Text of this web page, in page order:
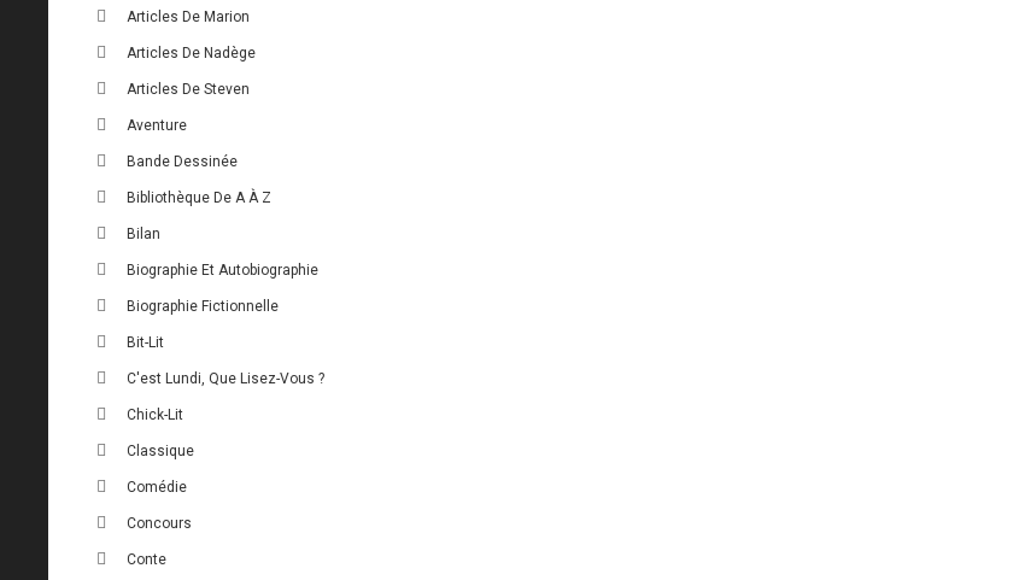
Articles De Marion
Articles De Nadège
Articles De Steven
Aventure
Bande Dessinée
Bibliothèque De A À Z
Bilan
Biographie Et Autobiographie
Biographie Fictionnelle
Bit-Lit
C'est Lundi, Que Lisez-Vous ?
Chick-Lit
Classique
Comédie
Concours
Conte